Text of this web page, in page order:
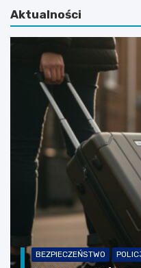
Aktualności
BEZPIECZEŃSTWO